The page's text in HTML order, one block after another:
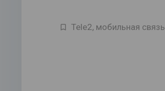
Tele2, мобильная связь